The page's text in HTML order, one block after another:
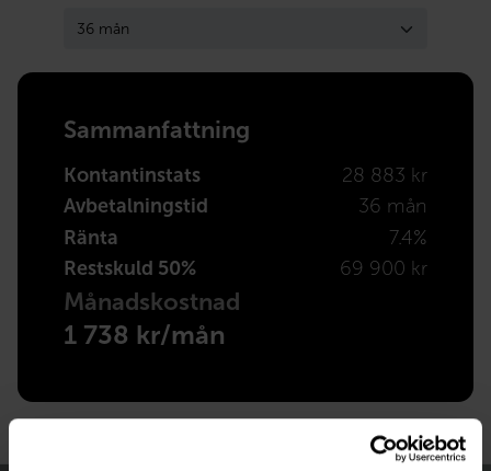
Sammanfattning
Kontantinstats
28 883 kr
Avbetalningstid
36 mån
Ränta
7.4%
Restskuld 50%
69 900 kr
Månadskostnad
1 738 kr/mån